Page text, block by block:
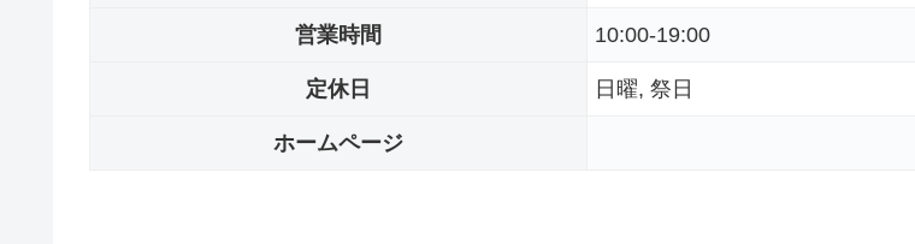
営業時間 10:00-19:00
定休日 日曜, 祭日
ホームページ